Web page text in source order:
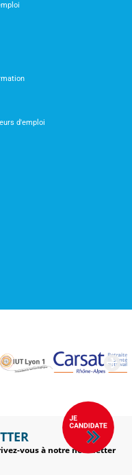
d'emploi
vous à notre newsletter